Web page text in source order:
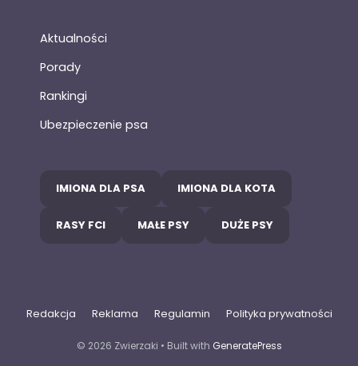
Aktualności
Porady
Rankingi
Ubezpieczenie psa
IMIONA DLA PSA IMIONA DLA KOTA
RASY FCI MAŁE PSY DUŻE PSY
Redakcja Reklama Regulamin Polityka prywatności
© 2026 Zwierzaki • Built with GeneratePress